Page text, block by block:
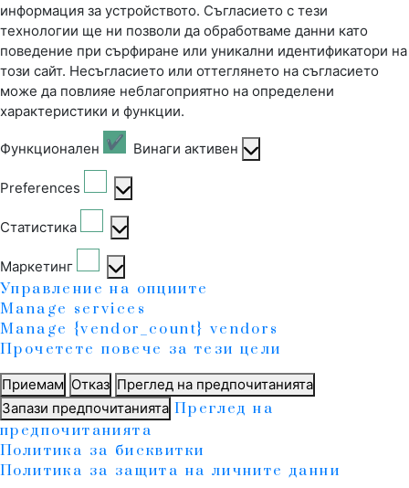
информация за устройството. Съгласието с тези
технологии ще ни позволи да обработваме данни като
поведение при сърфиране или уникални идентификатори на
този сайт. Несъгласието или оттеглянето на съгласието
може да повлияе неблагоприятно на определени
характеристики и функции.
Функционален Винаги активен
Preferences
Статистика
Маркетинг
Управление на опциите
Manage services
Manage {vendor_count} vendors
Прочетете повече за тези цели
Приемам Отказ Преглед на предпочитанията
Запази предпочитанията Преглед на
предпочитанията
Политика за бисквитки
Политика за защита на личните данни